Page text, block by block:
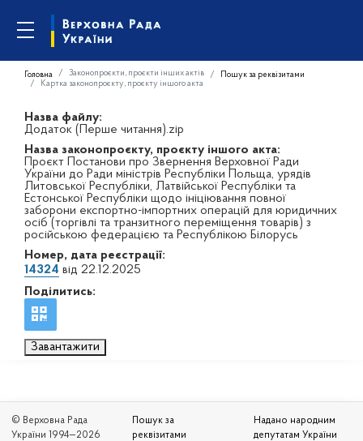
Головна Законопроєкти, проєкти інших актів
Пошук за реквізитами
Картка законопроєкту, проєкту іншого акта
Назва файлу:
Додаток (Перше читання).zip
Назва законопроєкту, проєкту іншого акта:
Проєкт Постанови про Звернення Верховної Ради
України до Ради міністрів Республіки Польща, урядів
Литовської Республіки, Латвійської Республіки та
Естонської Республіки щодо ініціювання повної
заборони експортно-імпортних операцій для юридичних
осіб (торгівлі та транзитного переміщення товарів) з
російською федерацією та Республікою Білорусь
Номер, дата реєстрації:
14324 від 22.12.2025
Поділитись:
Завантажити
© Верховна Рада
України 1994—2026
Пошук за
реквізитами
Надано народним
депутатам України